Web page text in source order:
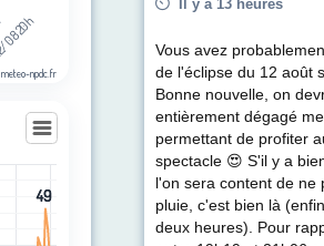
20h
meteo-npdc.fr
49
49
Il y a 13 heures
Vous avez
de l'éclipse du 12 août
Bonne nouvelle, on
entièrement dégagé
permettant de profiter
spectacle 😍 S'il y a
l'on sera content de ne
pluie, c'est bien là
deux heures). Pour